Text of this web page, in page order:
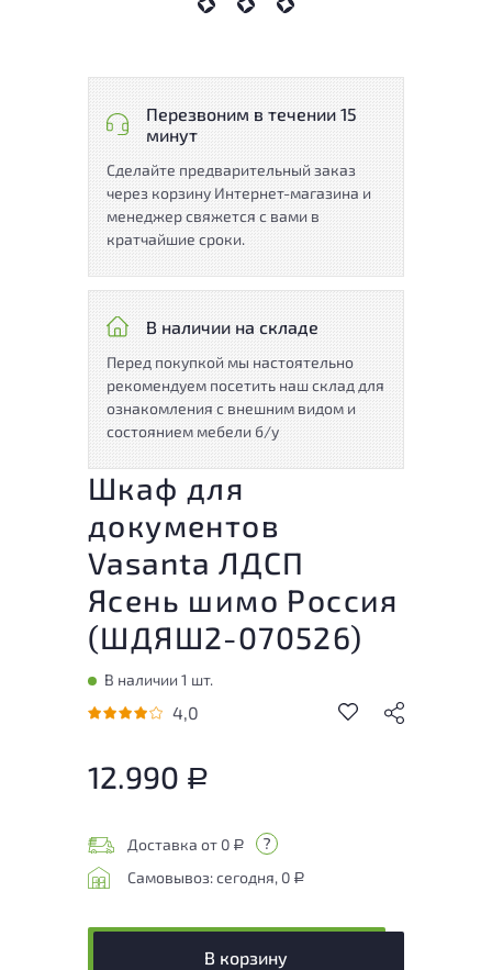
Перезвоним в течении 15
минут
Сделайте предварительный заказ
через корзину Интернет-магазина и
менеджер свяжется с вами в
кратчайшие сроки.
В наличии на складе
Перед покупкой мы настоятельно
рекомендуем посетить наш склад для
ознакомления с внешним видом и
состоянием мебели б/у
Шкаф для
документов
Vasanta ЛДСП
Ясень шимо Россия
(ШДЯШ2-070526)
В наличии 1 шт.
4,0
12.990 Р
Доставка от 0 Р
Самовывоз: сегодня, 0 Р
В корзину